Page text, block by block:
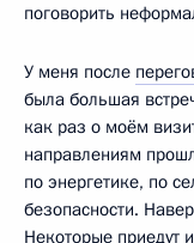
поговорить
У меня после
была большая
как раз о моём
направлениям
по энергетике, по
безопасности.
Некоторые приедут